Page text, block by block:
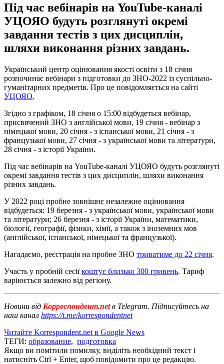
Під час вебінарів на YouTube-каналі
УЦОЯО будуть розглянуті окремі
завдання тестів з цих дисциплін,
шляхи виконання різних завдань.
Український центр оцінювання якості освіти з 18 січня
розпочинає вебінари з підготовки до ЗНО-2022 із суспільно-
гуманітарних предметів. Про це повідомляється на сайті
УЦОЯО.
Згідно з графіком, 18 січня о 15:00 відбудеться вебінар,
присвячений ЗНО з англійської мови, 19 січня - вебінар з
німецької мови, 20 січня - з іспанської мови, 21 січня - з
французької мови, 27 січня - з української мови та літератури,
28 січня - з історії України.
Під час вебінарів на YouTube-каналі УЦОЯО будуть розглянуті
окремі завдання тестів з цих дисциплін, шляхи виконання
різних завдань.
У 2022 році пробне зовнішнє незалежне оцінювання
відбудеться: 19 березня - з української мови, української мови
та літератури; 26 березня - з історії України, математики,
біології, географії, фізики, хімії, а також з іноземних мов
(англійської, іспанської, німецької та французької).
Нагадаємо, реєстрація на пробне ЗНО триватиме до 22 січня.
Участь у пробній сесіїкоштує близько 300 гривень. Тариф
варіюється залежно від регіону.
Новини від Корреспондент.netв Telegram. Підписуйтесь на
наш канал https://t.me/korrespondentnet
Читайте Korrespondent.net в Google News
ТЕГИ: образование, подготовка
Якщо ви помітили помилку, виділіть необхідний текст і
натисніть Ctrl + Enter, щоб повідомити про це редакцію.